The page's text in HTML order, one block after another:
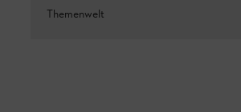
Themenwelt